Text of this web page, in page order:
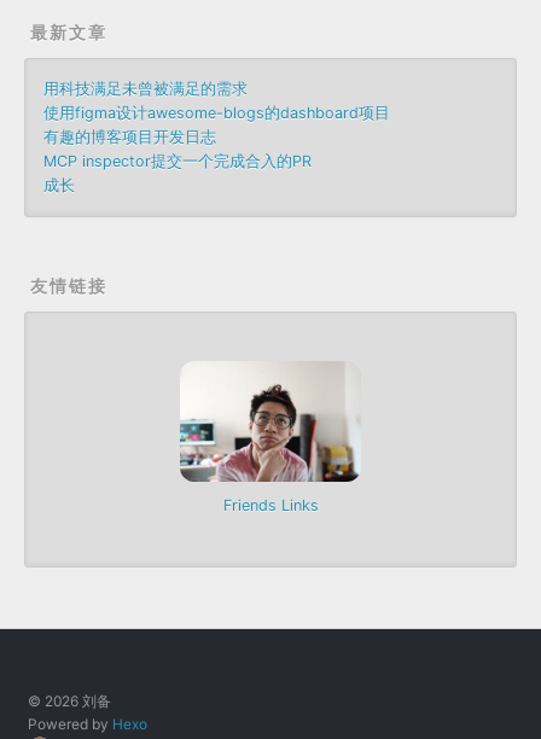
最新文章
用科技满足未曾被满足的需求
使用figma设计awesome-blogs的dashboard项目
有趣的博客项目开发日志
MCP inspector提交一个完成合入的PR
成长
友情链接
Friends Links
© 2026 刘备
Powered by Hexo